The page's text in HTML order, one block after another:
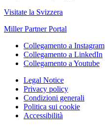
Visitate la Svizzera
Miller Partner Portal
Collegamento a Instagram
Collegamento a LinkedIn
Collegamento a Youtube
Legal Notice
Privacy policy
Condizioni generali
Politica sui cookie
Accessibilità